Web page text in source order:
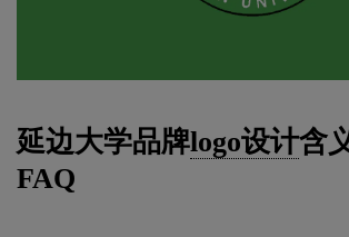
延边大学品牌logo设计含
FAQ